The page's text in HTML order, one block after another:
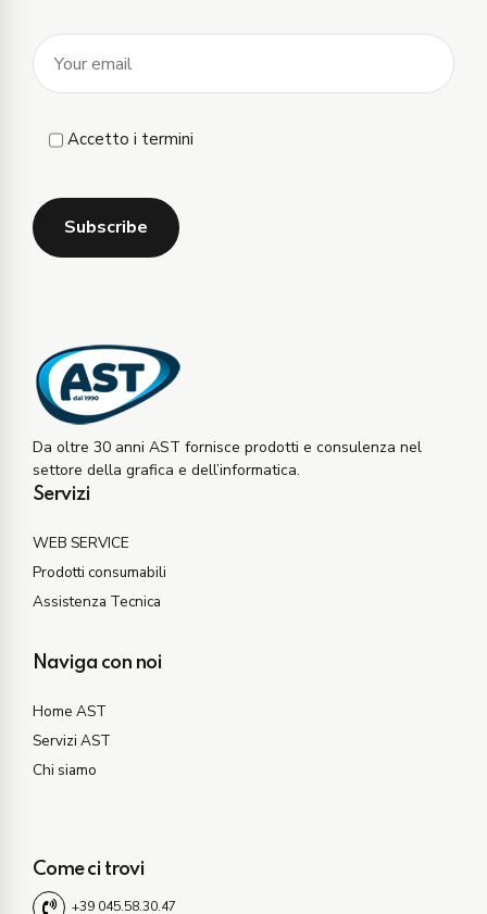
Accetto i termini
Da oltre 30 anni AST fornisce prodotti e consulenza nel
settore della grafica e dell’informatica.
Servizi
WEB SERVICE
Prodotti consumabili
Assistenza Tecnica
Naviga con noi
Home AST
Servizi AST
Chi siamo
Come ci trovi
+39 045.58.30.47